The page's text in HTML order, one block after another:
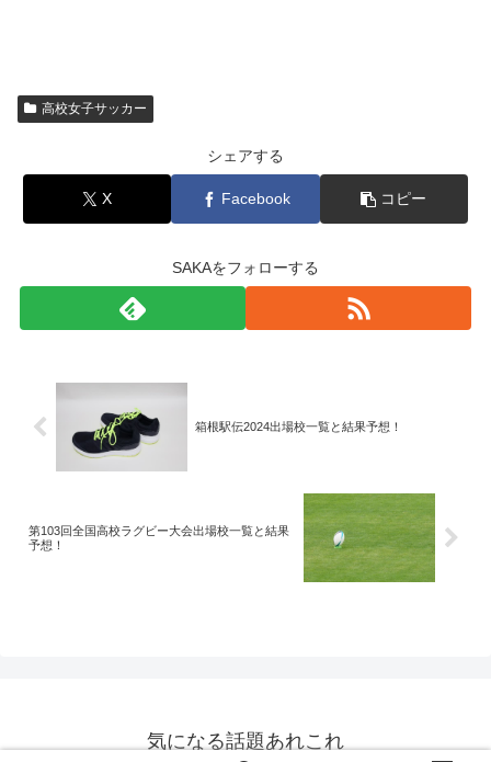
高校女子サッカー
シェアする
X Facebook コピー
SAKAをフォローする
箱根駅伝2024出場校一覧と結果予想！
第103回全国高校ラグビー大会出場校一覧と結果
予想！
気になる話題あれこれ